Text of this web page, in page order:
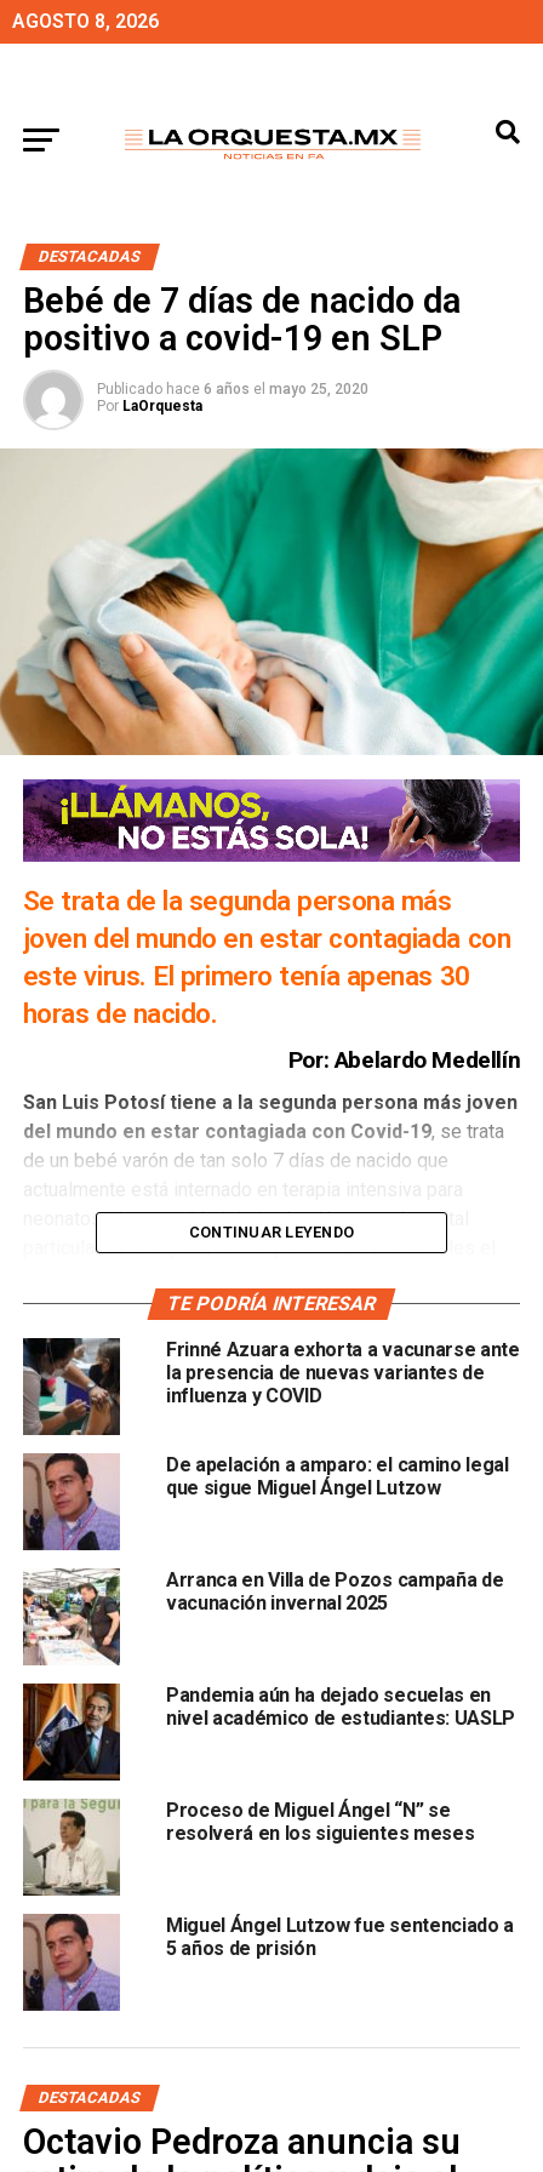
AGOSTO 8, 2026
DESTACADAS
Bebé de 7 días de nacido da
positivo a covid-19 en SLP
Publicado hace 6 años el mayo 25, 2020
Por LaOrquesta
Se trata de la segunda persona más
joven del mundo en estar contagiada con
este virus. El primero tenía apenas 30
horas de nacido.
Por: Abelardo Medellín
San Luis Potosí tiene a la segunda persona más joven
del mundo en estar contagiada con Covid-19, se trata
de un bebé varón de tan solo 7 días de nacido que
neonatos sin necesidad de intubación, en un hospital
particular de la capital, reveló para medios nacionales el
Steiner.
“Un día después de haber nacido comenzó a presentar
fiebre y es referido a un hospital que tiene mayores
capacidades […]
De acuerdo con el director de Salud Pública, la madre del
niño fue investigada y las pruebas por Covid-19 dieron
clínico, lo que dejó a los servicios de salud potosinos con
un par de posibilidades sobre cómo se pudo contagiar el
bebé.
En ese sentido, las posibilidades que explora la
investigación epidemiológica son:que la madre haya
tenido Covid-19, pero ya no tenga sintomatología
y haya pasado el cuadro contagioso;
resultados; que haya sidocontagio comunitario en
algún momento entre que salió del hospital
su casa o que fuera un contagio intrahospitalario al
momento de su nacimiento.
CONTINUAR LEYENDO
TE PODRÍA INTERESAR
Frinné Azuara exhorta a vacunarse ante
la presencia de nuevas variantes de
influenza y COVID
De apelación a amparo: el camino legal
que sigue Miguel Ángel Lutzow
Arranca en Villa de Pozos campaña de
vacunación invernal 2025
Pandemia aún ha dejado secuelas en
nivel académico de estudiantes: UASLP
Proceso de Miguel Ángel “N” se
resolverá en los siguientes meses
Miguel Ángel Lutzow fue sentenciado a
5 años de prisión
DESTACADAS
Octavio Pedroza anuncia su